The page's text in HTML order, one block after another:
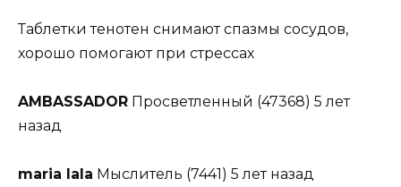
Таблетки тенотен снимают спазмы сосудов,
хорошо помогают при стрессах
AMBASSADOR Просветленный (47368) 5 лет
назад
maria lala Мыслитель (7441) 5 лет назад